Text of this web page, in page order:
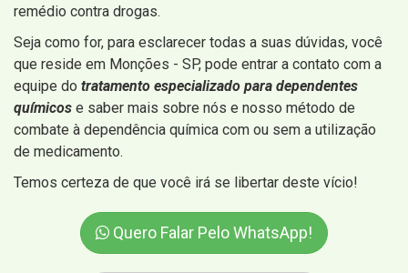
remédio contra drogas.
Seja como for, para esclarecer todas a suas dúvidas, você
que reside em Monções - SP, pode entrar a contato com a
equipe do tratamento especializado para dependentes
químicos e saber mais sobre nós e nosso método de
combate à dependência química com ou sem a utilização
de medicamento.
Temos certeza de que você irá se libertar deste vício!
Quero Falar Pelo WhatsApp!